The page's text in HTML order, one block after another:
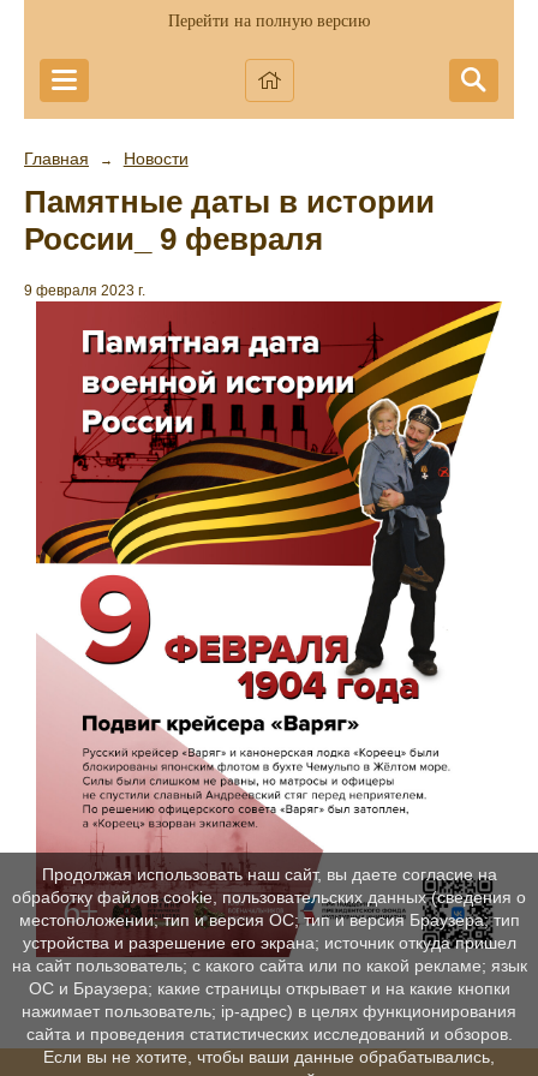
Перейти на полную версию
Главная → Новости
Памятные даты в истории
России_ 9 февраля
9 февраля 2023 г.
Продолжая использовать наш сайт, вы даете согласие на
обработку файлов cookie, пользовательских данных (сведения о
местоположении; тип и версия ОС; тип и версия Браузера; тип
устройства и разрешение его экрана; источник откуда пришел
на сайт пользователь; с какого сайта или по какой рекламе; язык
ОС и Браузера; какие страницы открывает и на какие кнопки
нажимает пользователь; ip-адрес) в целях функционирования
сайта и проведения статистических исследований и обзоров.
Если вы не хотите, чтобы ваши данные обрабатывались,